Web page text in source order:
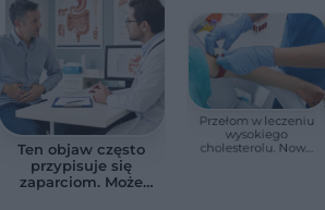
Ten objaw często
przypisuje się
zaparciom. Może
Przełom w leczeniu
wysokiego
cholesterolu. Nowa